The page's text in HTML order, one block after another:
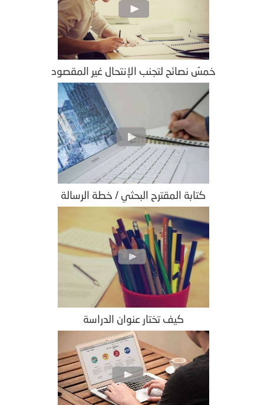
خمسُ نصائح لتجنب الإنتحال غير المقصود
كتابة المقترح البحثي / خطة الرسالة
كيف تختار عنوان الدراسة